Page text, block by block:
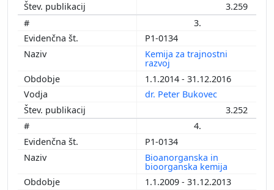
3.259
3.
P1-0134
Kemija za trajnostni
razvoj
1.1.2014 - 31.12.2016
dr. Peter Bukovec
3.252
4.
P1-0134
Bioanorganska in
bioorganska kemija
1.1.2009 - 31.12.2013